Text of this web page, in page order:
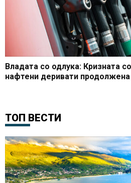
Владата со одлука: Кризната
нафтени деривати
ТОП ВЕСТИ